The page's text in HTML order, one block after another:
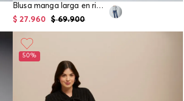
Blusa manga larga en rib para mujer
$ 69.900
$ 27.960
50%